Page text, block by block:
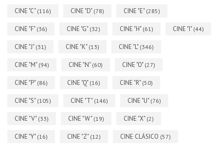
CINE "C" (116) CINE "D" (78) CINE "E" (285)
CINE "F" (36) CINE "G" (32) CINE "H" (61) CINE "I" (44)
CINE "J" (31) CINE "K" (13) CINE "L" (346)
CINE "M" (94) CINE "N" (60) CINE "O" (27)
CINE "P" (86) CINE "Q" (16) CINE "R" (50)
CINE "S" (105) CINE "T" (146) CINE "U" (76)
CINE "V" (33) CINE "W" (19) CINE "X" (2)
CINE "Y" (16) CINE "Z" (12) CINE CLÁSICO (57)